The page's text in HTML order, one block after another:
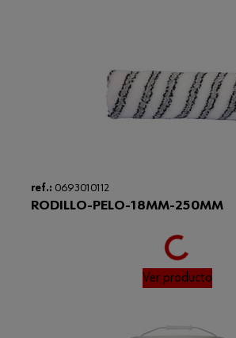
ref.: 0693010112
RODILLO-PELO-18MM-250MM
Loading...
Ver producto